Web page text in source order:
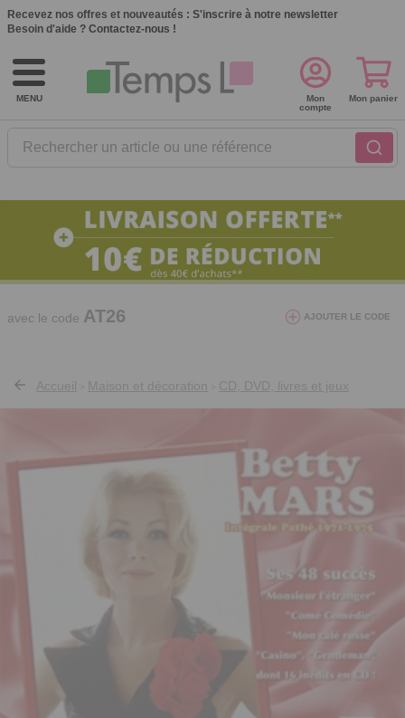
Recevez nos offres et nouveautés : S'inscrire à notre newsletter
Besoin d'aide ? Contactez-nous !
MENU
Rechercher un article ou une référence
Mon
compte
Mon panier
10€ de réduction dès 40€ d'achat. Offre
valable du 03/08/2026 au 12/08/2026.
avec le code AT26 AJOUTER LE CODE
Accueil Maison et décoration CD, DVD, livres et jeux